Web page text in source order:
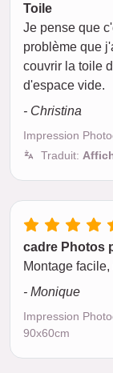
Toile
Je pense que
problème que
couvrir la toile
d'espace vide.
- Christina
Impression
Traduit:
cadre Photos
Montage
- Monique
Impression
90x60cm